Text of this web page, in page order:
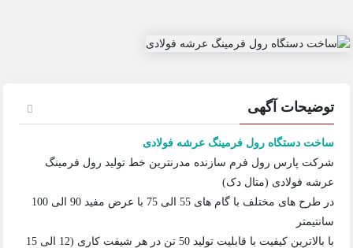
توضیحات آگهی
ساخت دستگاه رول فرمینگ عرشه فولادی
شرکت پارس رول فرم سازنده مدرنترین خط تولید رول فرمینگ
عرشه فولادی (متال دک)
در طرح های مختلف با گام های 55 الی 75 با عرض مفید 90 الی 100
سانتیمتر
با بالاترین کیفیت با قابلیت تولید 50 تن در هر شیفت کاری (12 الی 15